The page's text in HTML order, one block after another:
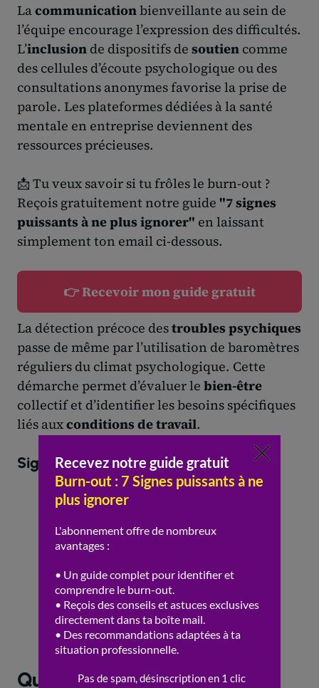
Lacommunicationbienveillante au sein de
l’équipe encourage l’expression des difficultés.
L’inclusion de dispositifs de soutien comme
des cellules d’écoute psychologique ou des
consultations anonymes favorise la prise de
parole. Les plateformes dédiées à la santé
mentale en entreprise deviennent des
ressources précieuses.
📩 Tu veux savoir si tu frôles le burn-out ?
Reçois gratuitement notre guide "7 signes
puissants à ne plus ignorer" en laissant
simplement ton email ci-dessous.
👉 Recevoir mon guide gratuit
La détection précoce destroubles psychiques
passe de même par l’utilisation de baromètres
réguliers du climat psychologique. Cette
démarche permet d’évaluer le bien-être
collectif et d’identifier les besoins spécifiques
liés auxconditions de travail.
Signes d’alerte à surveiller
Changements d’humeur soudains
Diminution de la motivation ou de
l’efficacité
Augmentation de l’absentéisme
Plaintes physiques récurrentes
Expressions de lassitude ou de
découragement
Quels leviers pour briser la